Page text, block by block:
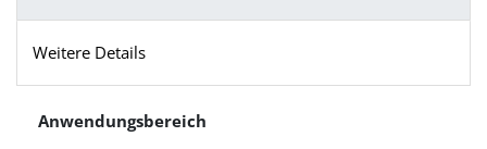
Weitere Details
Anwendungsbereich